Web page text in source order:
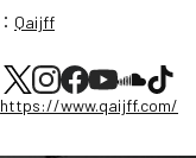
Qaijff
https://www.qaijff.com/